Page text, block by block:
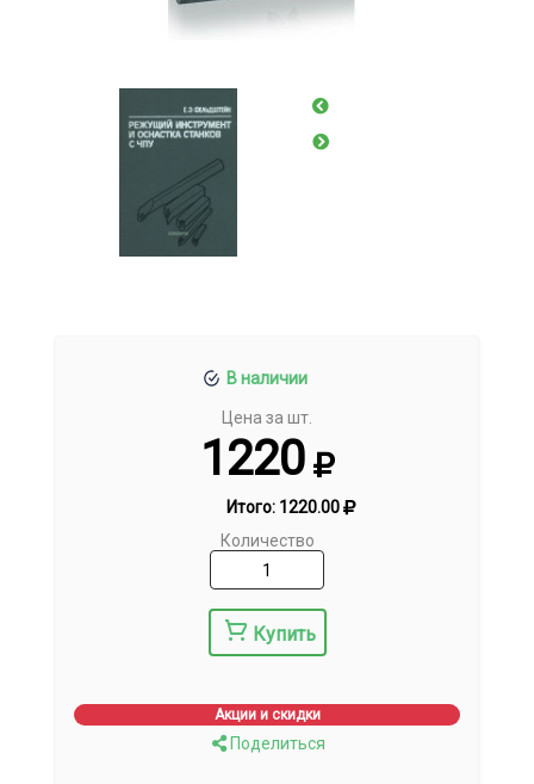
В наличии
Цена за шт.
1220
Итого: 1220.00
Количество
Купить
Акции и скидки
Поделиться